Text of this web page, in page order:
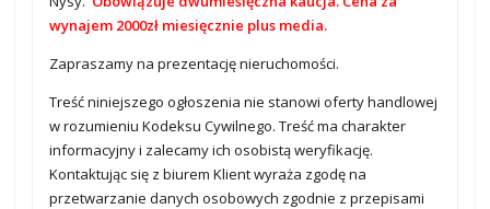
wynajem 2000zł miesięcznie plus media.
Zapraszamy na prezentację nieruchomości.
Treść niniejszego ogłoszenia nie stanowi oferty handlowej
w rozumieniu Kodeksu Cywilnego. Treść ma charakter
informacyjny i zalecamy ich osobistą weryfikację.
Kontaktując się z biurem Klient wyraża zgodę na
przetwarzanie danych osobowych zgodnie z przepisami